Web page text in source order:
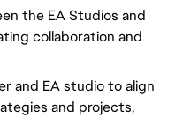
the EA Studios and
collaboration and
and EA studio to align
and projects,